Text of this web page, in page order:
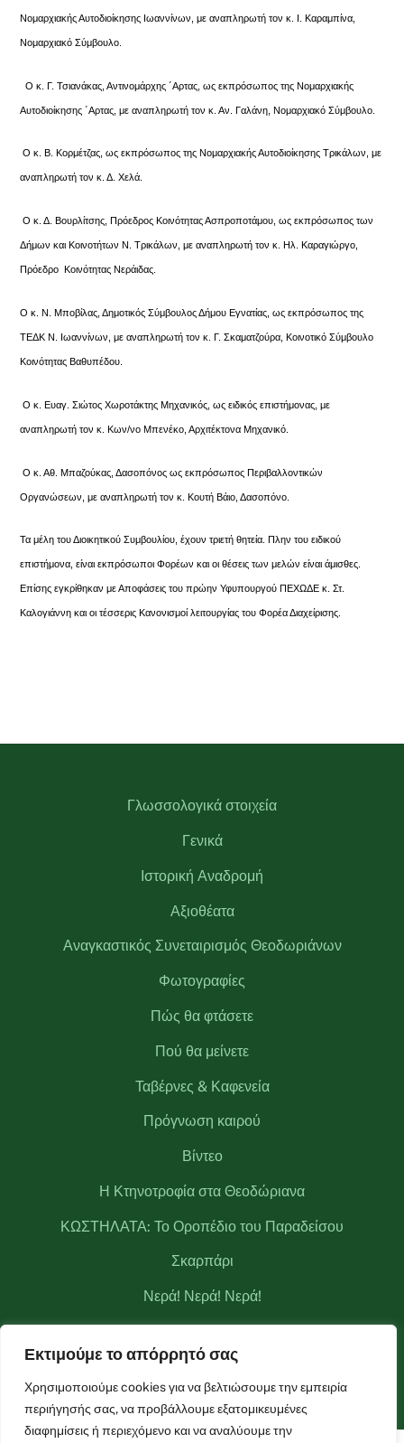
Εκτιμούμε το απόρρητό σας
Χρησιμοποιούμε cookies για να βελτιώσουμε την εμπειρία
περιήγησής σας, να προβάλλουμε εξατομικευμένες
διαφημίσεις ή περιεχόμενο και να αναλύουμε την
Νομαρχιακής Αυτοδιοίκησης Ιωαννίνων, με αναπληρωτή τον κ. Ι. Καραμπίνα,
Νομαρχιακό Σύμβουλο.
Ο κ. Γ. Τσιανάκας, Αντινομάρχης ΄Αρτας, ως εκπρόσωπος της Νομαρχιακής
Αυτοδιοίκησης ΄Αρτας, με αναπληρωτή τον κ. Αν. Γαλάνη, Νομαρχιακό Σύμβουλο.
Ο κ. Β. Κορμέτζας, ως εκπρόσωπος της Νομαρχιακής Αυτοδιοίκησης Τρικάλων, με
αναπληρωτή τον κ. Δ. Χελά.
Ο κ. Δ. Βουρλίτσης, Πρόεδρος Κοινότητας Ασπροποτάμου, ως εκπρόσωπος των
Δήμων και Κοινοτήτων Ν. Τρικάλων, με αναπληρωτή τον κ. Ηλ. Καραγιώργο,
Πρόεδρο Κοινότητας Νεράιδας.
Ο κ. Ν. Μποβίλας, Δημοτικός Σύμβουλος Δήμου Εγνατίας, ως εκπρόσωπος της
ΤΕΔΚ Ν. Ιωαννίνων, με αναπληρωτή τον κ. Γ. Σκαματζούρα, Κοινοτικό Σύμβουλο
Κοινότητας Βαθυπέδου.
Ο κ. Ευαγ. Σιώτος Χωροτάκτης Μηχανικός, ως ειδικός επιστήμονας, με
αναπληρωτή τον κ. Κων/νο Μπενέκο, Αρχιτέκτονα Μηχανικό.
Ο κ. Αθ. Μπαζούκας, Δασοπόνος ως εκπρόσωπος Περιβαλλοντικών
Οργανώσεων, με αναπληρωτή τον κ. Κουτή Βάιο, Δασοπόνο.
Τα μέλη του Διοικητικού Συμβουλίου, έχουν τριετή θητεία. Πλην του ειδικού
επιστήμονα, είναι εκπρόσωποι Φορέων και οι θέσεις των μελών είναι άμισθες.
Επίσης εγκρίθηκαν με Αποφάσεις του πρώην Υφυπουργού ΠΕΧΩΔΕ κ. Στ.
Καλογιάννη και οι τέσσερις Κανονισμοί λειτουργίας του Φορέα Διαχείρισης.
Γλωσσολογικά στοιχεία
Γενικά
Ιστορική Αναδρομή
Αξιοθέατα
Αναγκαστικός Συνεταιρισμός Θεοδωριάνων
Φωτογραφίες
Πώς θα φτάσετε
Πού θα μείνετε
Ταβέρνες & Καφενεία
Πρόγνωση καιρού
Βίντεο
Η Κτηνοτροφία στα Θεοδώριανα
ΚΩΣΤΗΛΑΤΑ: Το Οροπέδιο του Παραδείσου
Σκαρπάρι
Νερά! Νερά! Νερά!
Μετεωρολογικός σταθμός Θεοδωριάνων